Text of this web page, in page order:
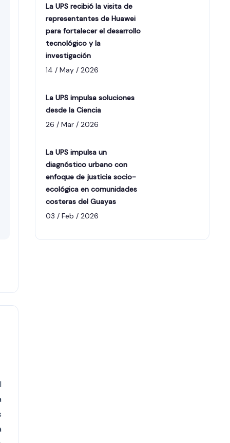
La UPS recibió la visita de
representantes de Huawei
para fortalecer el desarrollo
tecnológico y la
investigación
14 / May / 2026
La UPS impulsa soluciones
desde la Ciencia
26 / Mar / 2026
La UPS impulsa un
diagnóstico urbano con
enfoque de justicia socio-
ecológica en comunidades
costeras del Guayas
03 / Feb / 2026